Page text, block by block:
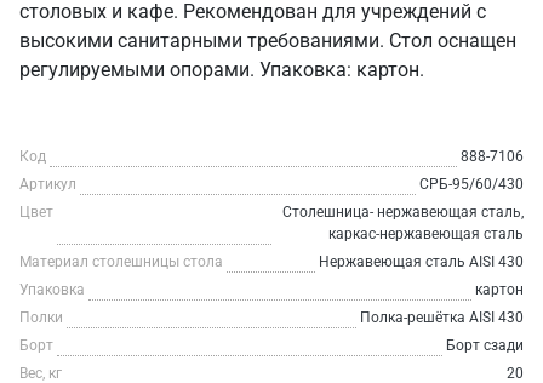
столовых и кафе. Рекомендован для учреждений с
высокими санитарными требованиями. Стол оснащен
регулируемыми опорами. Упаковка: картон.
Код
888-7106
Артикул
СРБ-95/60/430
Цвет
Столешница- нержавеющая сталь,
каркас-нержавеющая сталь
Материал столешницы стола
Нержавеющая сталь AISI 430
Упаковка
картон
Полки
Полка-решётка AISI 430
Борт
Борт сзади
Вес, кг
20